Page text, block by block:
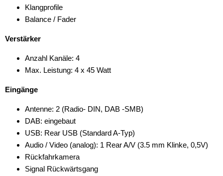
Klangprofile
Balance / Fader
Verstärker
Anzahl Kanäle: 4
Max. Leistung: 4 x 45 Watt
Eingänge
Antenne: 2 (Radio- DIN, DAB -SMB)
DAB: eingebaut
USB: Rear USB (Standard A-Typ)
Audio / Video (analog): 1 Rear A/V (3.5 mm Klinke, 0,5V)
Rückfahrkamera
Signal Rückwärtsgang